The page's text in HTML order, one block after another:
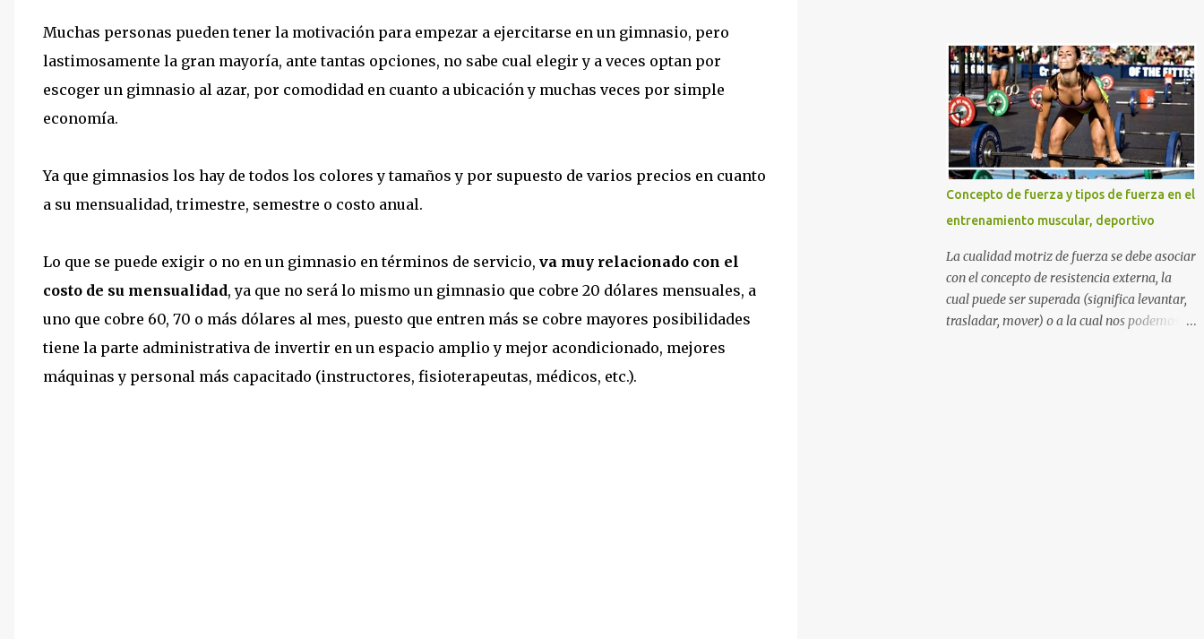
Muchas personas pueden tener la motivación para empezar a ejercitarse en un gimnasio, pero
lastimosamente la gran mayoría, ante tantas opciones, no sabe cual elegir y a veces optan por
escoger un gimnasio al azar, por comodidad en cuanto a ubicación y muchas veces por simple
economía.
Ya que gimnasios los hay de todos los colores y tamaños y por supuesto de varios precios en cuanto
a su mensualidad, trimestre, semestre o costo anual.
Lo que se puede exigir o no en un gimnasio en términos de servicio, va muy relacionado con el
costo de su mensualidad, ya que no será lo mismo un gimnasio que cobre 20 dólares mensuales, a
uno que cobre 60, 70 o más dólares al mes, puesto que entren más se cobre mayores posibilidades
tiene la parte administrativa de invertir en un espacio amplio y mejor acondicionado, mejores
máquinas y personal más capacitado (instructores, fisioterapeutas, médicos, etc.).
QUIERES GLÚTEOS MÁS GRANDES,
PIERNAS MÁS ESBELTAS Y UN ABDOMEN
FITNESS TONIFICADO. TABLA DE
CONTENIDO La mejor rutina...
muchas veces perjudicial lactosa). Otros
sitios web y aun nutricionistas recomiendan
las ensaladas de frutas acompañadas de un
zumo de naranja (mezcla nada agradable
para nuestro sistema digestivo), lo cual
además de ser una descarga alta de
azúcares también puede provocar molestias
gastrointestinales. Otras mezclas de
alimentos y bebidas que deberías evitar en
tu desayuno Otras personas inclusive
mezclan las dos cosas anteriores diciendo
que beber una taza con leche y agregarle
cereales (sin importar que tipo de cereal sea)
Concepto de fuerza y tipos de fuerza en el
entrenamiento muscular, deportivo
La cualidad motriz de fuerza se debe asociar
con el concepto de resistencia externa, la
cual puede ser superada (significa levantar,
trasladar, mover) o a la cual nos podemos